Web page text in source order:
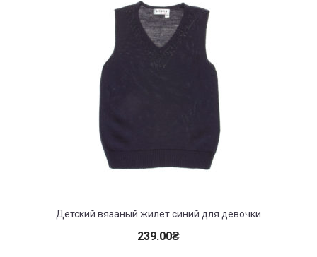
Детский вязаный жилет синий для девочки
239.00₴